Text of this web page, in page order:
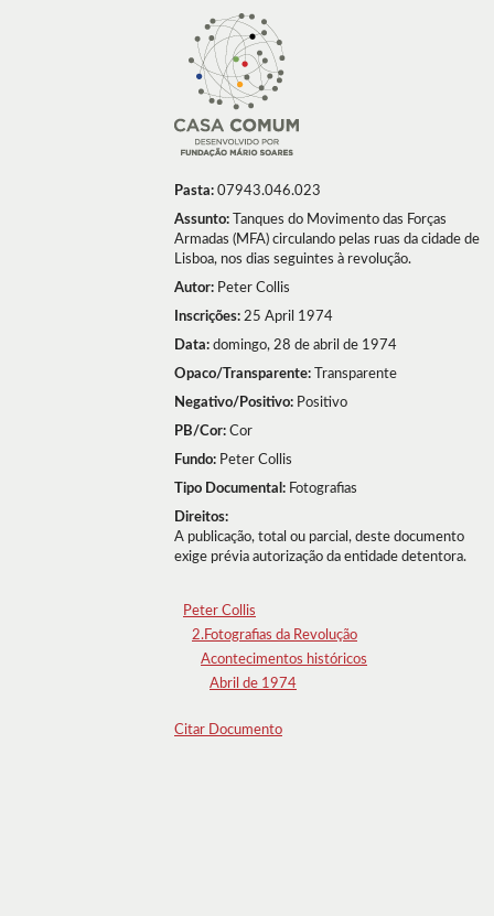
Pasta: 07943.046.023
Assunto:
Tanques do Movimento das Forças
Armadas (MFA) circulando pelas ruas da cidade de
Lisboa, nos dias seguintes à revolução.
Autor: Peter Collis
Inscrições: 25 April 1974
Data: domingo, 28 de abril de 1974
Opaco/Transparente:
Transparente
Negativo/Positivo: Positivo
PB/Cor: Cor
Fundo: Peter Collis
Tipo Documental: Fotografias
Direitos:
A publicação, total ou parcial, deste documento
exige prévia autorização da entidade detentora.
Peter Collis
2.Fotografias da Revolução
Acontecimentos históricos
Abril de 1974
Citar Documento